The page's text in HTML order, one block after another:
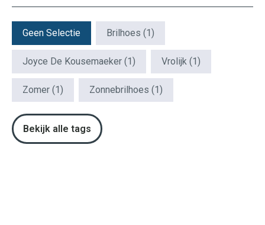
Patroon Tags
Geen Selectie Brilhoes (1)
Joyce De Kousemaeker (1) Vrolijk (1)
Zomer (1) Zonnebrilhoes (1)
Bekijk alle tags